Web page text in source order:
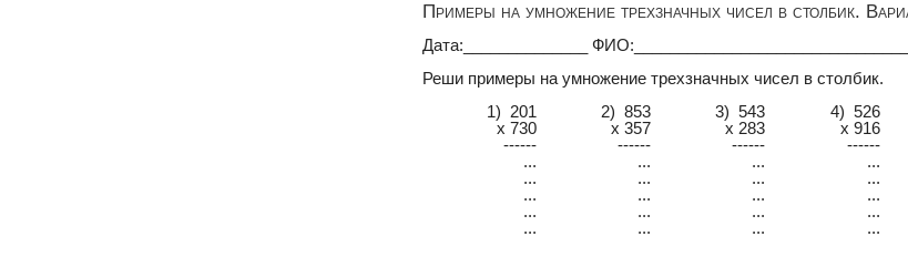
Примеры на умножение трехзначных чисел в столбик.
Дата:______________
Реши примеры на умножение трехзначных чисел в столбик.
1) 201
2) 853 3) 543 4) 526
x 730
x 357 x 283 x 916
------
------ ------ ------
...
... ... ...
...
... ... ...
...
... ... ...
...
... ... ...
...
... ... ...